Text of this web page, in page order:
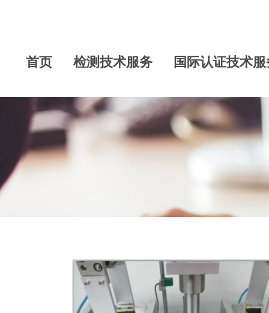
首页 检测技术服务 国际认证技术服